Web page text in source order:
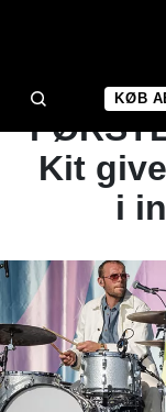
KØB
Kit
i